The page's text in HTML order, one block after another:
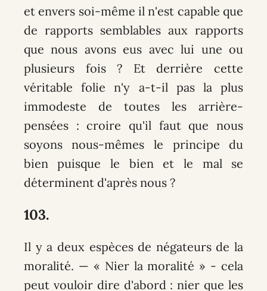
et envers soi-même il n'est capable que
de rapports semblables aux rapports
que nous avons eus avec lui une ou
plusieurs fois ? Et derrière cette
véritable folie n'y a-t-il pas la plus
immodeste de toutes les arrière-
pensées : croire qu'il faut que nous
soyons nous-mêmes le principe du
bien puisque le bien et le mal se
déterminent d'après nous ?
103.
Il y a deux espèces de négateurs de la
moralité. — « Nier la moralité » - cela
peut vouloir dire d'abord : nier que les